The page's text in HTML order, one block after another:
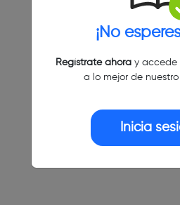
¡No
Regístrate ahoray accede
a lo mejor de
Inicia